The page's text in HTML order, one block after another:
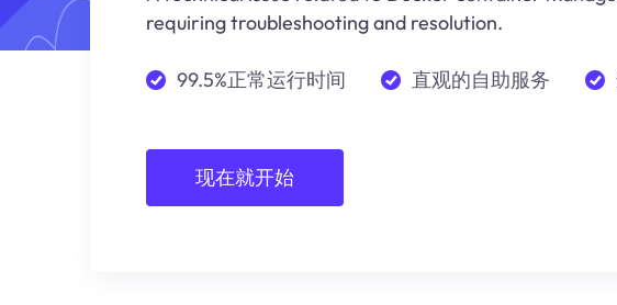
requiring troubleshooting and resolution.
99.5%正常运行时间 直观的自助服务
现在就开始